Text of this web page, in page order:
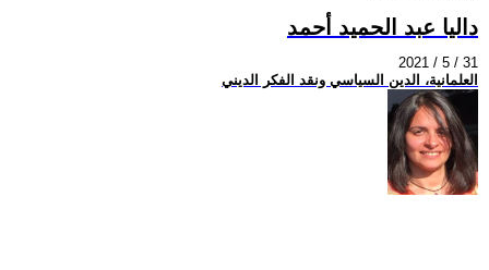
داليا عبد الحميد أحمد
2021 / 5 / 31
العلمانية، الدين السياسي ونقد الفكر الديني